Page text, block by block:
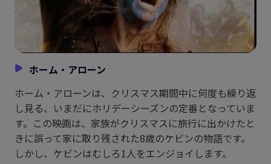
ホーム・アローン
ホーム・アローンは、クリスマス期間中に何度も繰り返
し見る、いまだにホリデーシーズンの定番となっていま
す。この映画は、家族がクリスマスに旅行に出かけたと
きに誤って家に取り残された8歳のケビンの物語です。
しかし、ケビンはむしろ1人をエンジョイします。